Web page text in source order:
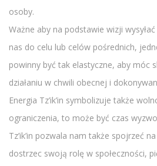
osoby.
Ważne aby na podstawie wizji
nas do celu lub celów pośrednich,
powinny być tak elastyczne, aby móc
działaniu w chwili obecnej i
Energia Tz’ik’in symbolizuje także
ograniczenia, to może być czas
Tz’ik’in pozwala nam także spojrzeć
dostrzec swoją rolę w społeczności,